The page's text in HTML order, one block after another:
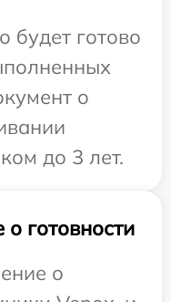
будет готово
о
до 3 лет.
готовности
о